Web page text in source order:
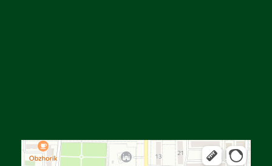
Улица Байтурсынова, 16 — Яндекс Карты